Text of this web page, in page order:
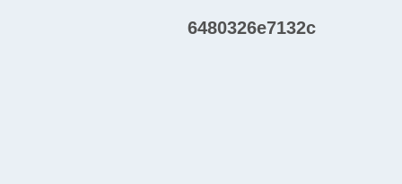
6480326e7132c